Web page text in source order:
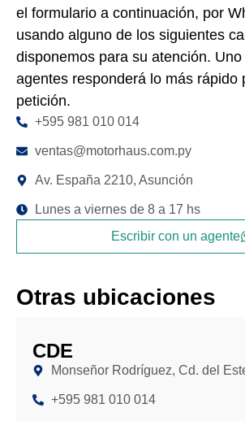
el formulario a continuación, por
usando alguno de los siguientes
disponemos para su atención.
agentes responderá lo más rápido
petición.
+595 981 010 014
ventas@motorhaus.com.py
Av. España 2210, Asunción
Lunes a viernes de 8 a 17 hs
Escribir con un agente
Otras ubicaciones
CDE
Monseñor Rodríguez, Cd. del
+595 981 010 014